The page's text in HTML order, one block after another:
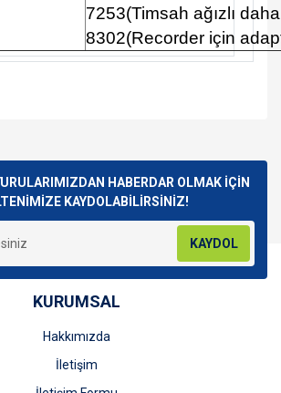
7253(Timsah ağızlı
8302(Recorder için
Yorum Yaz
iletebilirsiniz.
için teşekkür ederiz.
bozuk veya görüntülenemiyor.
eksik bilgiler bulunuyor.
hatalar bulunuyor.
sitelerden daha pahalı.
HABERDAR OLMAK İÇİN
KAYDOLABİLİRSİNİZ!
KAYDOL
KURUMSAL
Hakkımızda
İletişim